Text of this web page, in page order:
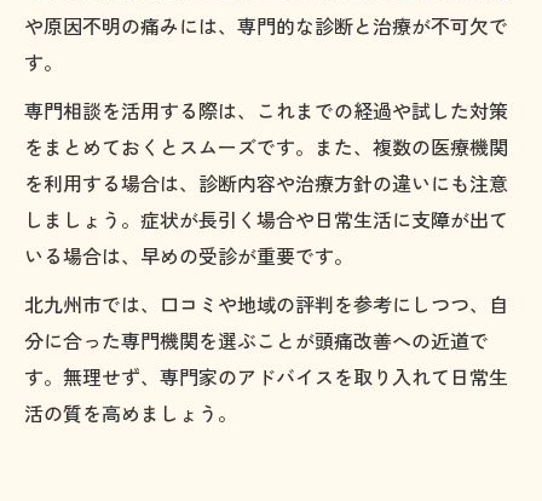
や原因不明の痛みには、専門的な診断と治療が不可欠で
す。
専門相談を活用する際は、これまでの経過や試した対策
をまとめておくとスムーズです。また、複数の医療機関
を利用する場合は、診断内容や治療方針の違いにも注意
しましょう。症状が長引く場合や日常生活に支障が出て
いる場合は、早めの受診が重要です。
北九州市では、口コミや地域の評判を参考にしつつ、自
分に合った専門機関を選ぶことが頭痛改善への近道で
す。無理せず、専門家のアドバイスを取り入れて日常生
活の質を高めましょう。